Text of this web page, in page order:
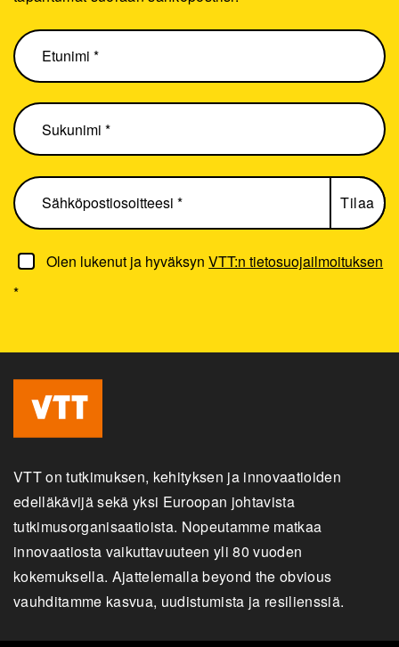
Olen lukenut ja hyväksynVTT:n tietosuojailmoituksen
*
VTT on tutkimuksen, kehityksen ja innovaatioiden
edelläkävijä sekä yksi Euroopan johtavista
tutkimusorganisaatioista. Nopeutamme matkaa
innovaatiosta vaikuttavuuteen yli 80 vuoden
kokemuksella. Ajattelemalla beyond the obvious
vauhditamme kasvua, uudistumista ja resilienssiä.